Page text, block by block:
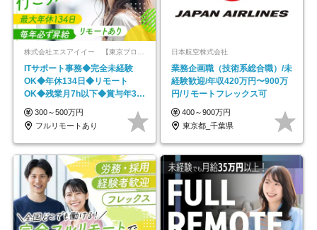
株式会社エスアイイー 【東京プロマーケット上場】
ITサポート事務◆完全未経験
OK◆年休134日◆リモート
OK◆残業月7h以下◆賞与年3回
◆5年目まで必ず昇給
300～500万円
フルリモートあり
日本航空株式会社
業務企画職（技術系総合職）/未
経験歓迎/年収420万円〜900万
円/リモートフレックス可
400～900万円
東京都_千葉県